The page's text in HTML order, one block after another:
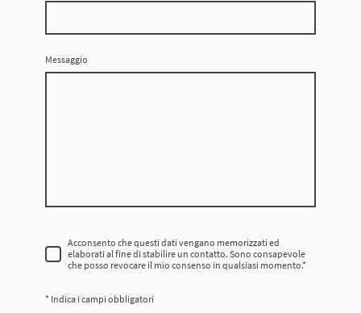
Messaggio
Acconsento che questi dati vengano memorizzati ed
elaborati al fine di stabilire un contatto. Sono consapevole
che posso revocare il mio consenso in qualsiasi momento.*
* Indica i campi obbligatori